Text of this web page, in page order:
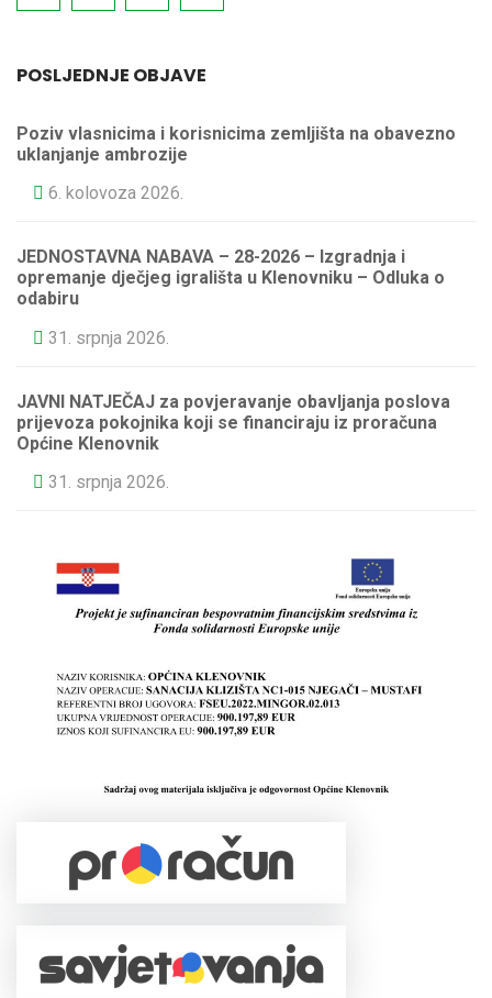
POSLJEDNJE OBJAVE
Poziv vlasnicima i korisnicima zemljišta na obavezno
uklanjanje ambrozije
6. kolovoza 2026.
JEDNOSTAVNA NABAVA – 28-2026 – Izgradnja i
opremanje dječjeg igrališta u Klenovniku – Odluka o
odabiru
31. srpnja 2026.
JAVNI NATJEČAJ za povjeravanje obavljanja poslova
prijevoza pokojnika koji se financiraju iz proračuna
Općine Klenovnik
31. srpnja 2026.